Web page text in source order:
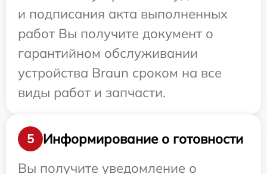
и подписания акта выполненных
работ Вы получите документ о
гарантийном обслуживании
устройства Braun сроком на все
виды работ и запчасти.
5
Информирование о готовности
Вы получите уведомление о